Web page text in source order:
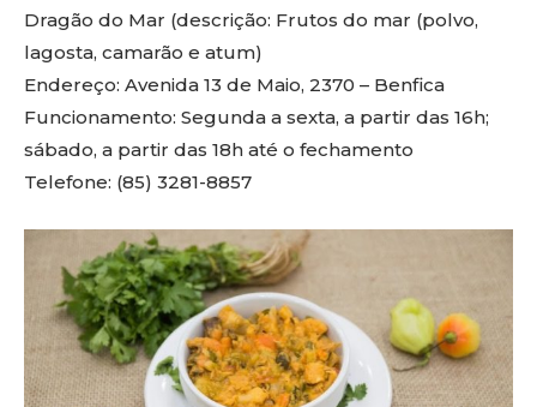
Dragão do Mar (descrição: Frutos do mar (polvo,
lagosta, camarão e atum)
Endereço: Avenida 13 de Maio, 2370 – Benfica
Funcionamento: Segunda a sexta, a partir das 16h;
sábado, a partir das 18h até o fechamento
Telefone: (85) 3281-8857